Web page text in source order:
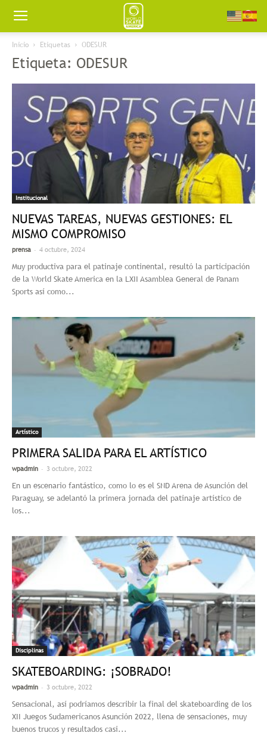
Worldskate
America
Inicio Etiquetas ODESUR
Etiqueta: ODESUR
Institucional
NUEVAS TAREAS, NUEVAS GESTIONES: EL
MISMO COMPROMISO
prensa - 4 octubre, 2024
Muy productiva para el patinaje continental, resultó la participación
de la World Skate America en la LXII Asamblea General de Panam
Sports así como...
Artístico
PRIMERA SALIDA PARA EL ARTÍSTICO
wpadmin - 3 octubre, 2022
En un escenario fantástico, como lo es el SND Arena de Asunción del
Paraguay, se adelantó la primera jornada del patinaje artístico de
los...
Disciplinas
SKATEBOARDING: ¡SOBRADO!
wpadmin - 3 octubre, 2022
Sensacional, así podríamos describir la final del skateboarding de los
XII Juegos Sudamericanos Asunción 2022, llena de sensaciones, muy
buenos trucos y resultados casi...